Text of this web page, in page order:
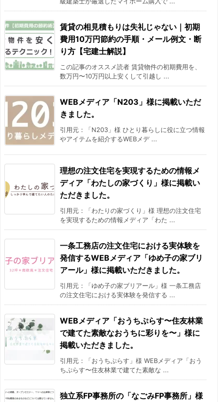
賃貸の相見積もりは失礼じゃない｜初期
費用10万円節約の手順・メール例文・断
り方【宅建士解説】
この記事のオススメ読者 賃貸物件の初期費用を、
数万円〜10万円以上安くして引越し ...
WEBメディア「N203」様に掲載いただ
きました。
引用元：「N203」様 ひとり暮らしに役に立つ情報
やアイテムを紹介するWEBメデ ...
理想の注文住宅を実現するための情報メ
ディア「わたしの家づくり」様に掲載い
ただきました。
引用元：「わたりの家づくり」様 理想の注文住宅
を実現するための情報メディア「わた ...
一条工務店の注文住宅における実体験を
発信するWEBメディア「ゆめ子の家ブリ
アール」様に掲載いただきました。
引用元：「ゆめ子の家ブリアール」様 一条工務店
の注文住宅における実体験を発信する ...
WEBメディア「おうちぷらす〜住友林業
で建てた素敵なおうちに彩りを〜」様に
掲載いただきました。
引用元：「おうちぷらす」様 WEBメディア「おう
ちぷらす〜住友林業で建てた素敵な ...
独立系FP事務所の「なごみFP事務所」様